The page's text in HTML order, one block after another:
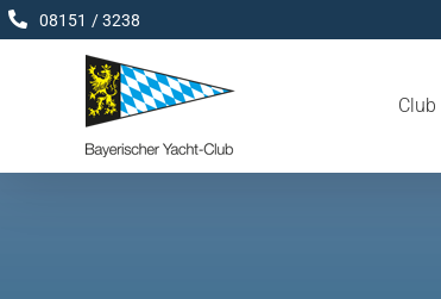
Zum
Inhalt
08151 / 3238
Club